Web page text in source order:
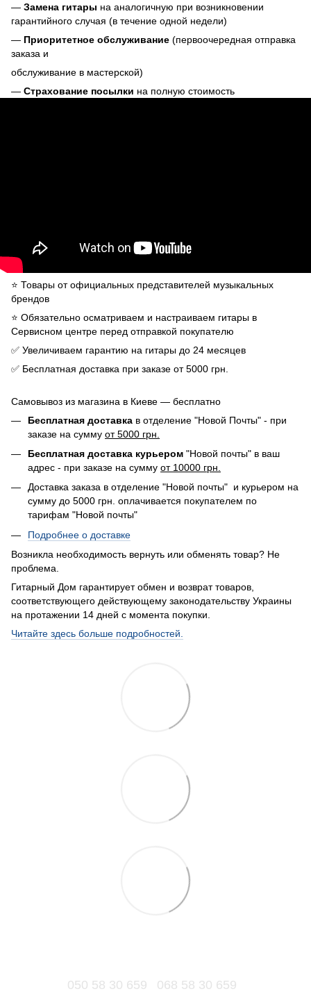
— Замена гитары на аналогичную при возникновении
гарантийного случая (в течение одной недели)
— Приоритетное обслуживание (первоочередная отправка
заказа и
обслуживание в мастерской)
— Страхование посылки на полную стоимость
⭐️ Товары от официальных представителей музыкальных
брендов
⭐️ Обязательно осматриваем и настраиваем гитары в
Сервисном центре перед отправкой покупателю
✅ Увеличиваем гарантию на гитары до 24 месяцев
✅ Бесплатная доставка при заказе от 5000 грн.
Самовывоз из магазина в Киеве — бесплатно
Бесплатная доставка в отделение "Новой Почты" - при
заказе на сумму от 5000 грн.
Бесплатная доставка курьером "Новой почты" в ваш
адрес - при заказе на сумму от 10000 грн.
Доставка заказа в отделение "Новой почты" и курьером на
сумму до 5000 грн. оплачивается покупателем по
тарифам "Новой почты"
Подробнее о доставке
Возникла необходимость вернуть или обменять товар? Не
проблема.
Гитарный Дом гарантирует обмен и возврат товаров,
соответствующего действующему законодательству Украины
на протажении 14 дней с момента покупки.
Читайте здесь больше подробностей.
050 58 30 659 068 58 30 659